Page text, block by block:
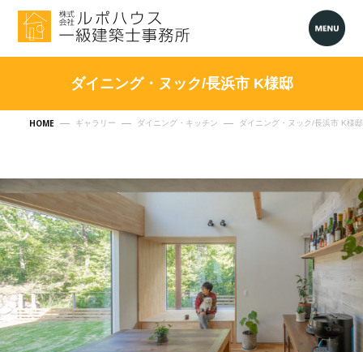
HOME ギャラリー ダイニング・キッチン ダイニング・ヌック/長浜市 K様邸
ダイニング・ヌック/長浜市 K様邸